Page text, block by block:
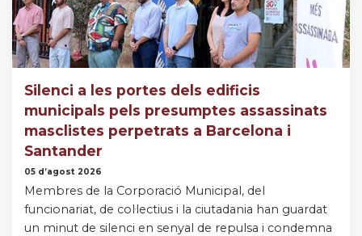
Silenci a les portes dels edificis
municipals pels presumptes assassinats
masclistes perpetrats a Barcelona i
Santander
05 d’agost 2026
Membres de la Corporació Municipal, del
funcionariat, de col·lectius i la ciutadania han guardat
un minut de silenci en senyal de repulsa i condemna